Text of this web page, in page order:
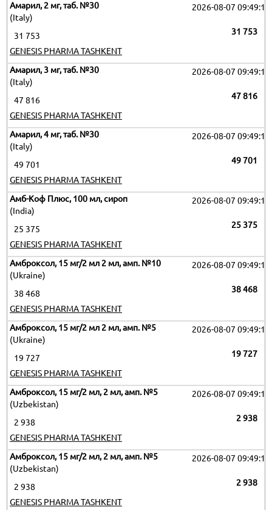
Амарил, 2 мг, таб. №30
(Italy)
2026-08-07 09:49:17
31 753
31 753
GENESIS PHARMA TASHKENT
Амарил, 3 мг, таб. №30
(Italy)
2026-08-07 09:49:17
47 816
47 816
GENESIS PHARMA TASHKENT
Амарил, 4 мг, таб. №30
(Italy)
2026-08-07 09:49:17
49 701
49 701
GENESIS PHARMA TASHKENT
Амб-Коф Плюс, 100 мл, сироп
(India)
2026-08-07 09:49:17
25 375
25 375
GENESIS PHARMA TASHKENT
Амброксол, 15 мг/2 мл 2 мл, амп. №10
(Ukraine)
2026-08-07 09:49:17
38 468
38 468
GENESIS PHARMA TASHKENT
Амброксол, 15 мг/2 мл 2 мл, амп. №5
(Ukraine)
2026-08-07 09:49:17
19 727
19 727
GENESIS PHARMA TASHKENT
Амброксол, 15 мг/2 мл, 2 мл, амп. №5
(Uzbekistan)
2026-08-07 09:49:17
2 938
2 938
GENESIS PHARMA TASHKENT
Амброксол, 15 мг/2 мл, 2 мл, амп. №5
(Uzbekistan)
2026-08-07 09:49:17
2 938
2 938
GENESIS PHARMA TASHKENT